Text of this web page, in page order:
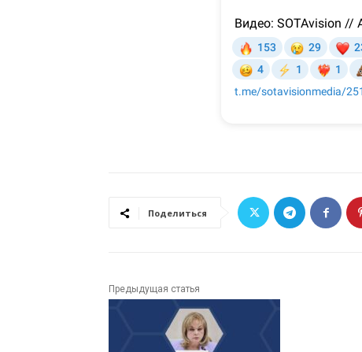
Поделиться
Предыдущая статья